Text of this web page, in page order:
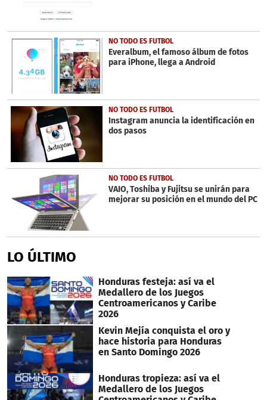
NO TODO ES FUTBOL
Everalbum, el famoso álbum de fotos
para iPhone, llega a Android
NO TODO ES FUTBOL
Instagram anuncia la identificación en
dos pasos
NO TODO ES FUTBOL
VAIO, Toshiba y Fujitsu se unirán para
mejorar su posición en el mundo del PC
LO ÚLTIMO
Honduras festeja: así va el
Medallero de los Juegos
Centroamericanos y Caribe
2026
Kevin Mejía conquista el oro y
hace historia para Honduras
en Santo Domingo 2026
Honduras tropieza: así va el
Medallero de los Juegos